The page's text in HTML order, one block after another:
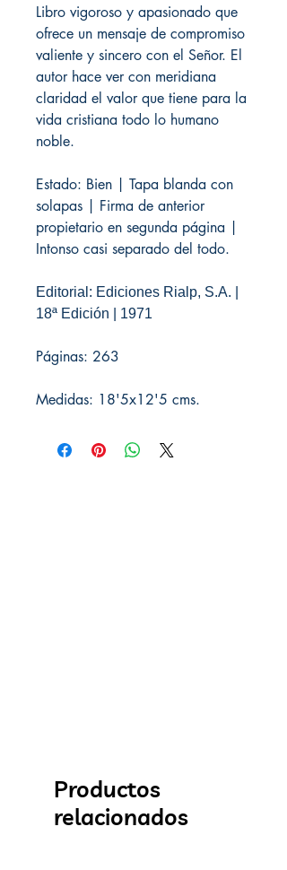
Libro vigoroso y apasionado que
ofrece un mensaje de compromiso
valiente y sincero con el Señor. El
autor hace ver con meridiana
claridad el valor que tiene para la
vida cristiana todo lo humano
noble.
Estado: Bien | Tapa blanda con
solapas | Firma de anterior
propietario en segunda página |
Intonso casi separado del todo.
Editorial: Ediciones Rialp, S.A. |
18ª Edición | 1971
Páginas: 263
Medidas: 18'5x12'5 cms.
Productos
relacionados